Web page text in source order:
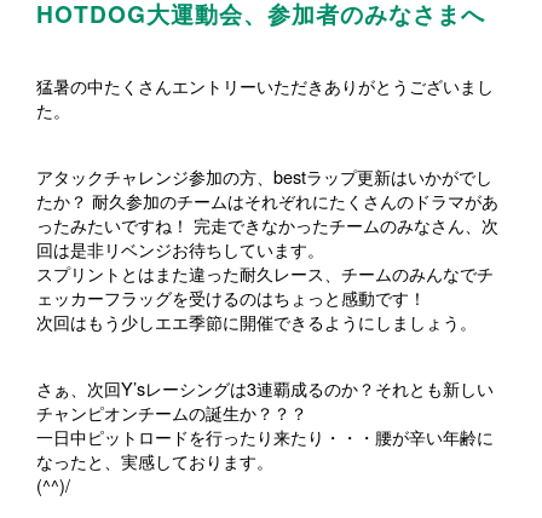
HOTDOG大運動会、参加者のみなさまへ
猛暑の中たくさんエントリーいただきありがとうございまし
た。
アタックチャレンジ参加の方、bestラップ更新はいかがでし
たか？ 耐久参加のチームはそれぞれにたくさんのドラマがあ
ったみたいですね！ 完走できなかったチームのみなさん、次
回は是非リベンジお待ちしています。
スプリントとはまた違った耐久レース、チームのみんなでチ
ェッカーフラッグを受けるのはちょっと感動です！
次回はもう少しエエ季節に開催できるようにしましょう。
さぁ、次回Y’sレーシングは3連覇成るのか？それとも新しい
チャンピオンチームの誕生か？？？
一日中ピットロードを行ったり来たり・・・腰が辛い年齢に
なったと、実感しております。
(^^)/